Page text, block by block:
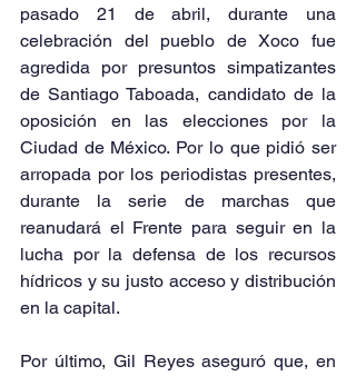
pasado 21 de abril, durante una
celebración del pueblo de Xoco fue
agredida por presuntos simpatizantes
de Santiago Taboada, candidato de la
oposición en las elecciones por la
Ciudad de México. Por lo que pidió ser
arropada por los periodistas presentes,
durante la serie de marchas que
reanudará el Frente para seguir en la
lucha por la defensa de los recursos
hídricos y su justo acceso y distribución
en la capital.
Por último, Gil Reyes aseguró que, en